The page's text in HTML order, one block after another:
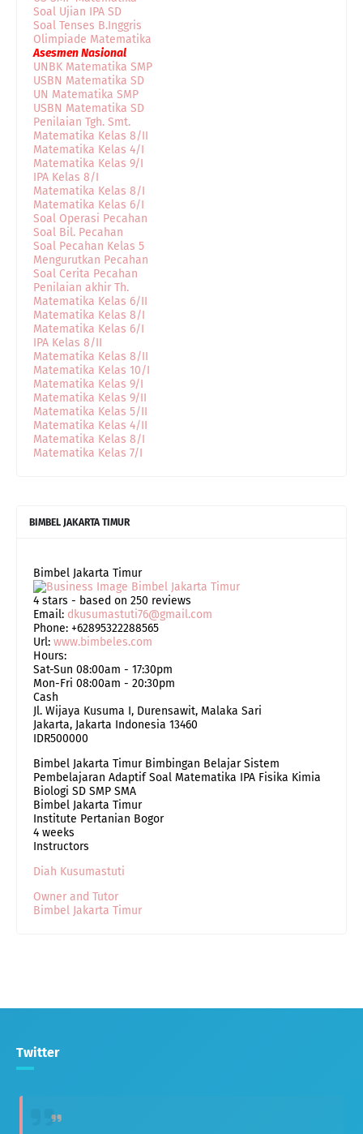
Soal Ujian IPA SD
Soal Tenses B.Inggris
Olimpiade Matematika
Asesmen Nasional
UNBK Matematika SMP
USBN Matematika SD
UN Matematika SMP
USBN Matematika SD
Penilaian Tgh. Smt.
Matematika Kelas 8/II
Matematika Kelas 4/I
Matematika Kelas 9/I
IPA Kelas 8/I
Matematika Kelas 8/I
Matematika Kelas 6/I
Soal Operasi Pecahan
Soal Bil. Pecahan
Soal Pecahan Kelas 5
Mengurutkan Pecahan
Soal Cerita Pecahan
Penilaian akhir Th.
Matematika Kelas 6/II
Matematika Kelas 8/I
Matematika Kelas 6/I
IPA Kelas 8/II
Matematika Kelas 8/II
Matematika Kelas 10/I
Matematika Kelas 9/I
Matematika Kelas 9/II
Matematika Kelas 5/II
Matematika Kelas 4/II
Matematika Kelas 8/I
Matematika Kelas 7/I
BIMBEL JAKARTA TIMUR
Bimbel Jakarta Timur
4 stars - based on 250 reviews
Email: dkusumastuti76@gmail.com
Phone: +62895322288565
Url: www.bimbeles.com
Hours:
Sat-Sun 08:00am - 17:30pm
Mon-Fri 08:00am - 20:30pm
Cash
Jl. Wijaya Kusuma I, Durensawit, Malaka Sari
Jakarta, Jakarta Indonesia 13460
IDR500000
Bimbel Jakarta Timur Bimbingan Belajar Sistem
Pembelajaran Adaptif Soal Matematika IPA Fisika Kimia
Biologi SD SMP SMA
Bimbel Jakarta Timur
Institute Pertanian Bogor
4 weeks
Instructors
Diah Kusumastuti
Owner and Tutor
Bimbel Jakarta Timur
Twitter